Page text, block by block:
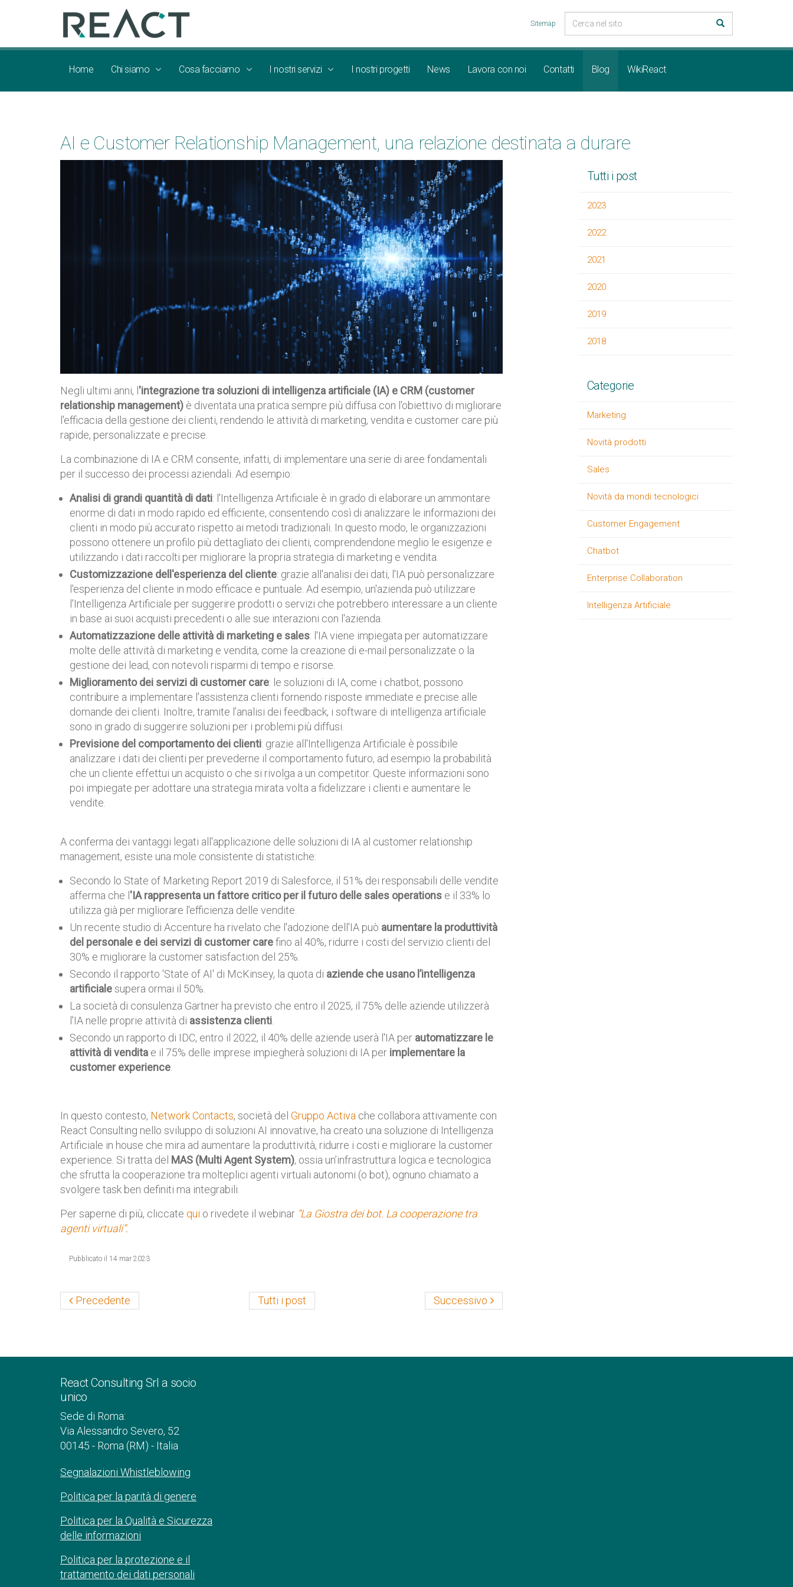
Home Chi siamo Cosa facciamo I nostri servizi I nostri progetti News Lavora con noi Contatti Blog WikiReact
Sitemap
AI e Customer Relationship Management, una relazione destinata a durare
Negli ultimi anni, l'integrazione tra soluzioni di intelligenza artificiale (IA) e CRM (customer
relationship management) è diventata una pratica sempre più diffusa con l'obiettivo di migliorare
l'efficacia della gestione dei clienti, rendendo le attività di marketing, vendita e customer care più
rapide, personalizzate e precise.
La combinazione di IA e CRM consente, infatti, di implementare una serie di aree fondamentali
per il successo dei processi aziendali. Ad esempio:
Analisi di grandi quantità di dati: l'Intelligenza Artificiale è in grado di elaborare un ammontare
enorme di dati in modo rapido ed efficiente, consentendo così di analizzare le informazioni dei
clienti in modo più accurato rispetto ai metodi tradizionali. In questo modo, le organizzazioni
possono ottenere un profilo più dettagliato dei clienti, comprendendone meglio le esigenze e
utilizzando i dati raccolti per migliorare la propria strategia di marketing e vendita.
Customizzazione dell'esperienza del cliente: grazie all'analisi dei dati, l'IA può personalizzare
l'esperienza del cliente in modo efficace e puntuale. Ad esempio, un'azienda può utilizzare
l'Intelligenza Artificiale per suggerire prodotti o servizi che potrebbero interessare a un cliente
in base ai suoi acquisti precedenti o alle sue interazioni con l'azienda.
Automatizzazione delle attività di marketing e sales: l'IA viene impiegata per automatizzare
molte delle attività di marketing e vendita, come la creazione di e-mail personalizzate o la
gestione dei lead, con notevoli risparmi di tempo e risorse.
Miglioramento dei servizi di customer care: le soluzioni di IA, come i chatbot, possono
contribuire a implementare l'assistenza clienti fornendo risposte immediate e precise alle
domande dei clienti. Inoltre, tramite l’analisi dei feedback, i software di intelligenza artificiale
sono in grado di suggerire soluzioni per i problemi più diffusi.
Previsione del comportamento dei clienti: grazie all'Intelligenza Artificiale è possibile
analizzare i dati dei clienti per prevederne il comportamento futuro, ad esempio la probabilità
che un cliente effettui un acquisto o che si rivolga a un competitor. Queste informazioni sono
poi impiegate per adottare una strategia mirata volta a fidelizzare i clienti e aumentare le
vendite.
A conferma dei vantaggi legati all'applicazione delle soluzioni di IA al customer relationship
management, esiste una mole consistente di statistiche:
Secondo lo State of Marketing Report 2019 di Salesforce, il 51% dei responsabili delle vendite
afferma che l'IA rappresenta un fattore critico per il futuro delle sales operations e il 33% lo
utilizza già per migliorare l'efficienza delle vendite.
Un recente studio di Accenture ha rivelato che l'adozione dell'IA può aumentare la produttività
del personale e dei servizi di customer carefino al 40%, ridurre i costi del servizio clienti del
30% e migliorare la customer satisfaction del 25%.
Secondo il rapporto 'State of AI' di McKinsey, la quota di aziende che usano l’intelligenza
artificialesupera ormai il 50%.
La società di consulenza Gartner ha previsto che entro il 2025, il 75% delle aziende utilizzerà
l'IA nelle proprie attività di assistenza clienti
Secondo un rapporto di IDC, entro il 2022, il 40% delle aziende userà l'IA per automatizzare le
attività di vendita e il 75% delle imprese impiegherà soluzioni di IA per implementare la
customer experience
In questo contesto, Network Contacts, società del Gruppo Activa che collabora attivamente con
React Consulting nello sviluppo di soluzioni AI innovative, ha creato una soluzione di Intelligenza
Artificiale in house che mira ad aumentare la produttività, ridurre i costi e migliorare la customer
experience. Si tratta del MAS (Multi Agent System), ossia un’infrastruttura logica e tecnologica
che sfrutta la cooperazione tra molteplici agenti virtuali autonomi (o bot), ognuno chiamato a
svolgere task ben definiti ma integrabili.
Per saperne di più, cliccate qui o rivedete il webinar “La Giostra dei bot. La cooperazione tra
agenti virtuali”.
Pubblicato il 14 mar 2023
Precedente Tutti i post Successivo
Tutti i post
2023
2022
2021
2020
2019
2018
Categorie
Marketing
Novità prodotti
Sales
Novità da mondi tecnologici
Customer Engagement
Chatbot
Enterprise Collaboration
Intelligenza Artificiale
React Consulting Srl a socio
unico
Sede di Roma:
Via Alessandro Severo, 52
00145 - Roma (RM) - Italia
Segnalazioni Whistleblowing
Politica per la parità di genere
Politica per la Qualità e Sicurezza
delle informazioni
Politica per la protezione e il
trattamento dei dati personali